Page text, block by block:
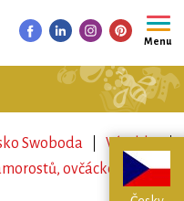
Menu
Swoboda
Výrobky
ovčácké trouby